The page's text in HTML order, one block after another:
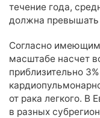
течение года,
должна
Согласно
масштабе насчет
приблизительно
от рака легкого. В
в разных